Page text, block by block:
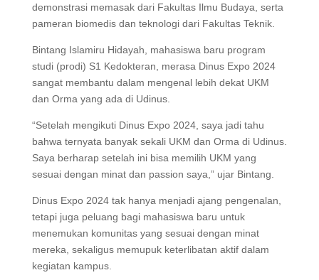
demonstrasi memasak dari Fakultas Ilmu Budaya, serta
pameran biomedis dan teknologi dari Fakultas Teknik.
Bintang Islamiru Hidayah, mahasiswa baru program
studi (prodi) S1 Kedokteran, merasa Dinus Expo 2024
sangat membantu dalam mengenal lebih dekat UKM
dan Orma yang ada di Udinus.
“Setelah mengikuti Dinus Expo 2024, saya jadi tahu
bahwa ternyata banyak sekali UKM dan Orma di Udinus.
Saya berharap setelah ini bisa memilih UKM yang
sesuai dengan minat dan passion saya,” ujar Bintang.
Dinus Expo 2024 tak hanya menjadi ajang pengenalan,
tetapi juga peluang bagi mahasiswa baru untuk
menemukan komunitas yang sesuai dengan minat
mereka, sekaligus memupuk keterlibatan aktif dalam
kegiatan kampus.